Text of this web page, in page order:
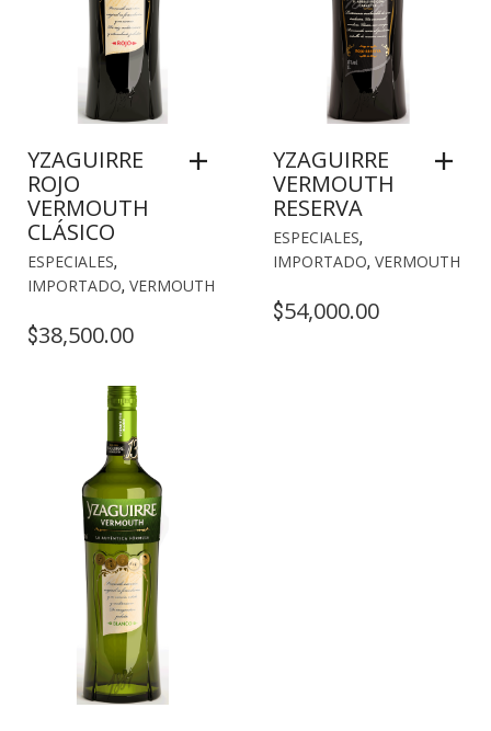
YZAGUIRRE
ROJO
VERMOUTH
CLÁSICO
ESPECIALES,
IMPORTADO, VERMOUTH
$38,500.00
YZAGUIRRE
VERMOUTH
RESERVA
ESPECIALES,
IMPORTADO, VERMOUTH
$54,000.00